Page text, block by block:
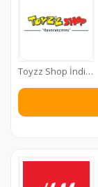
Toyzz Shop İndirim Kodu